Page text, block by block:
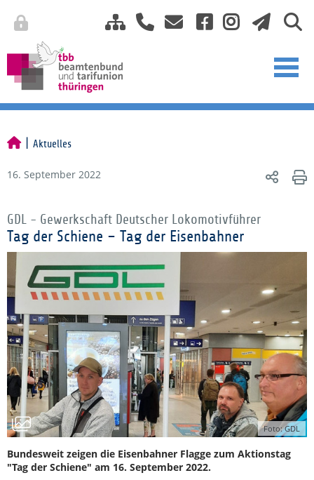
Aktuelles
16. September 2022
GDL - Gewerkschaft Deutscher Lokomotivführer
Tag der Schiene – Tag der Eisenbahner
Foto: GDL
Bundesweit zeigen die Eisenbahner Flagge zum Aktionstag
"Tag der Schiene" am 16. September 2022.